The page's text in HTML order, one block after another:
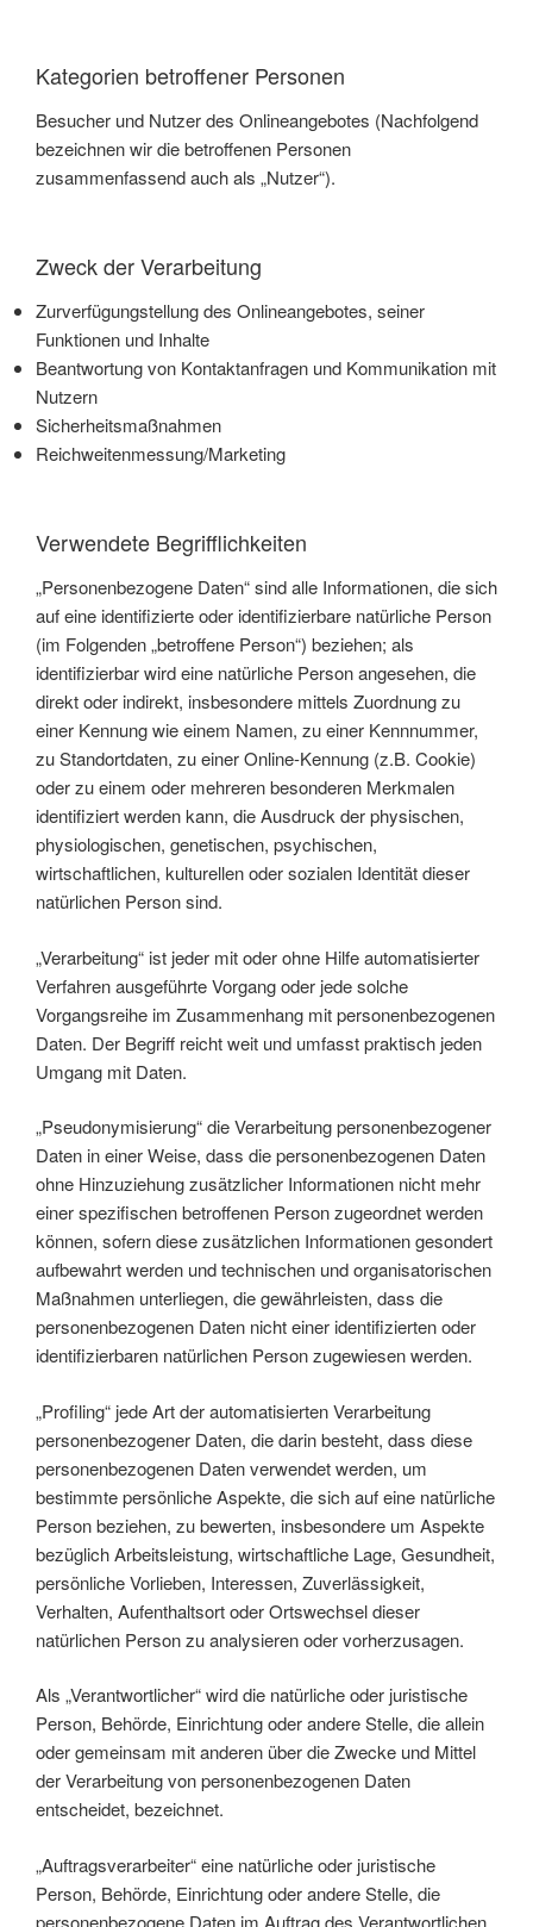
Kategorien betroffener Personen
Besucher und Nutzer des Onlineangebotes (Nachfolgend
bezeichnen wir die betroffenen Personen
zusammenfassend auch als „Nutzer“).
Zweck der Verarbeitung
Zurverfügungstellung des Onlineangebotes, seiner
Funktionen und Inhalte
Beantwortung von Kontaktanfragen und Kommunikation mit
Nutzern
Sicherheitsmaßnahmen
Reichweitenmessung/Marketing
Verwendete Begrifflichkeiten
„Personenbezogene Daten“ sind alle Informationen, die sich
auf eine identifizierte oder identifizierbare natürliche Person
(im Folgenden „betroffene Person“) beziehen; als
identifizierbar wird eine natürliche Person angesehen, die
direkt oder indirekt, insbesondere mittels Zuordnung zu
einer Kennung wie einem Namen, zu einer Kennnummer,
zu Standortdaten, zu einer Online-Kennung (z.B. Cookie)
oder zu einem oder mehreren besonderen Merkmalen
identifiziert werden kann, die Ausdruck der physischen,
physiologischen, genetischen, psychischen,
wirtschaftlichen, kulturellen oder sozialen Identität dieser
natürlichen Person sind.
„Verarbeitung“ ist jeder mit oder ohne Hilfe automatisierter
Verfahren ausgeführte Vorgang oder jede solche
Vorgangsreihe im Zusammenhang mit personenbezogenen
Daten. Der Begriff reicht weit und umfasst praktisch jeden
Umgang mit Daten.
„Pseudonymisierung“ die Verarbeitung personenbezogener
Daten in einer Weise, dass die personenbezogenen Daten
ohne Hinzuziehung zusätzlicher Informationen nicht mehr
einer spezifischen betroffenen Person zugeordnet werden
können, sofern diese zusätzlichen Informationen gesondert
aufbewahrt werden und technischen und organisatorischen
Maßnahmen unterliegen, die gewährleisten, dass die
personenbezogenen Daten nicht einer identifizierten oder
identifizierbaren natürlichen Person zugewiesen werden.
„Profiling“ jede Art der automatisierten Verarbeitung
personenbezogener Daten, die darin besteht, dass diese
personenbezogenen Daten verwendet werden, um
bestimmte persönliche Aspekte, die sich auf eine natürliche
Person beziehen, zu bewerten, insbesondere um Aspekte
bezüglich Arbeitsleistung, wirtschaftliche Lage, Gesundheit,
persönliche Vorlieben, Interessen, Zuverlässigkeit,
Verhalten, Aufenthaltsort oder Ortswechsel dieser
natürlichen Person zu analysieren oder vorherzusagen.
Als „Verantwortlicher“ wird die natürliche oder juristische
Person, Behörde, Einrichtung oder andere Stelle, die allein
oder gemeinsam mit anderen über die Zwecke und Mittel
der Verarbeitung von personenbezogenen Daten
entscheidet, bezeichnet.
„Auftragsverarbeiter“ eine natürliche oder juristische
Person, Behörde, Einrichtung oder andere Stelle, die
personenbezogene Daten im Auftrag des Verantwortlichen